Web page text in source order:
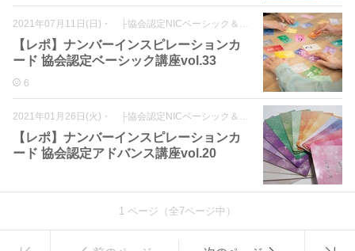
2021年07月11日(日) ・ ├協会認定NICベーシック＆アドバンス
【レポ】ナンバーインスピレーションカ
ード 協会認定ベーシック講座vol.33
6
2021年01月26日(火) ・ ├協会認定NICベーシック＆アドバンス
【レポ】ナンバーインスピレーションカ
ード 協会認定アドバンス講座vol.20
1 ページ（全7ページ中）